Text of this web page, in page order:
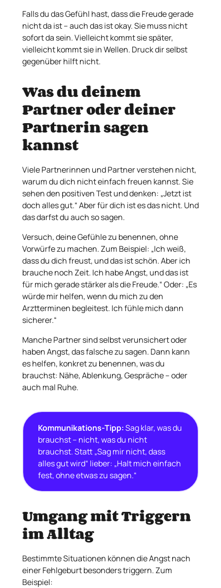
Falls du das Gefühl hast, dass die Freude gerade
nicht da ist – auch das ist okay. Sie muss nicht
sofort da sein. Vielleicht kommt sie später,
vielleicht kommt sie in Wellen. Druck dir selbst
gegenüber hilft nicht.
Was du deinem
Partner oder deiner
Partnerin sagen
kannst
Viele Partnerinnen und Partner verstehen nicht,
warum du dich nicht einfach freuen kannst. Sie
sehen den positiven Test und denken: „Jetzt ist
doch alles gut.“ Aber für dich ist es das nicht. Und
das darfst du auch so sagen.
Versuch, deine Gefühle zu benennen, ohne
Vorwürfe zu machen. Zum Beispiel: „Ich weiß,
dass du dich freust, und das ist schön. Aber ich
brauche noch Zeit. Ich habe Angst, und das ist
für mich gerade stärker als die Freude.“ Oder: „Es
würde mir helfen, wenn du mich zu den
Arztterminen begleitest. Ich fühle mich dann
sicherer.“
Manche Partner sind selbst verunsichert oder
haben Angst, das falsche zu sagen. Dann kann
es helfen, konkret zu benennen, was du
brauchst: Nähe, Ablenkung, Gespräche – oder
auch mal Ruhe.
Kommunikations-Tipp:Sag klar, was du
brauchst – nicht, was du nicht
brauchst. Statt „Sag mir nicht, dass
alles gut wird“ lieber: „Halt mich einfach
fest, ohne etwas zu sagen.“
Umgang mit Triggern
im Alltag
Bestimmte Situationen können die Angst nach
einer Fehlgeburt besonders triggern. Zum
Beispiel: